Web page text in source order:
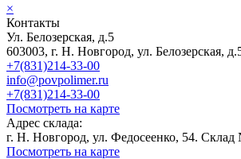
×
Контакты
Ул. Белозерская, д.5
603003, г. Н. Новгород, ул. Белозерская,
+7(831)214-33-00
info@povpolimer.ru
+7(831)214-33-00
Посмотреть на карте
Адрес склада:
г. Н. Новгород, ул. Федосеенко, 54.
Посмотреть на карте